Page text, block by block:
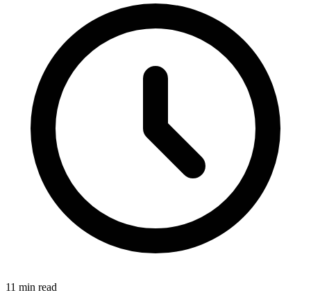
11 min read